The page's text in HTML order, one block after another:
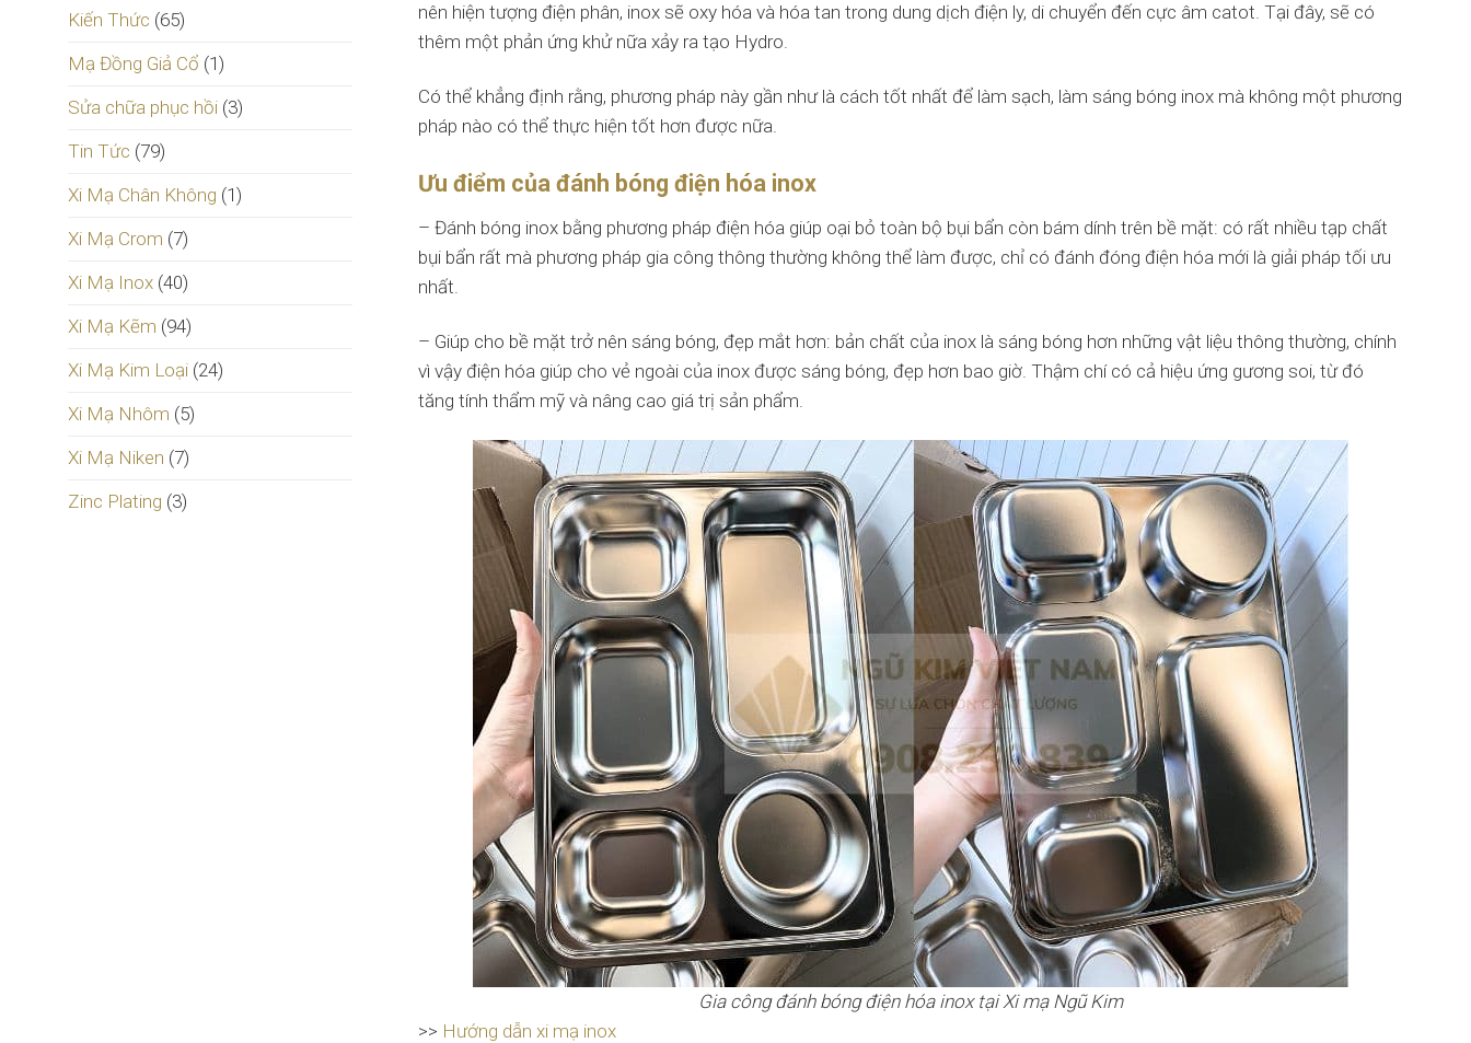
Kiến Thức (65)
Mạ Đồng Giả Cổ (1)
Sửa chữa phục hồi (3)
Tin Tức (79)
Xi Mạ Chân Không (1)
Xi Mạ Crom (7)
Xi Mạ Inox (40)
Xi Mạ Kẽm (94)
Xi Mạ Kim Loại (24)
Xi Mạ Nhôm (5)
Xi Mạ Niken (7)
Zinc Plating (3)
nên hiện tượng điện phân, inox sẽ oxy hóa và hóa tan trong dung dịch điện ly, di chuyển đến cực âm catot. Tại đây, sẽ có
thêm một phản ứng khử nữa xảy ra tạo Hydro.
Có thể khẳng định rằng, phương pháp này gần như là cách tốt nhất để làm sạch, làm sáng bóng inox mà không một phương
pháp nào có thể thực hiện tốt hơn được nữa.
Ưu điểm của đánh bóng điện hóa inox
– Đánh bóng inox bằng phương pháp điện hóa giúp oại bỏ toàn bộ bụi bẩn còn bám dính trên bề mặt: có rất nhiều tạp chất
bụi bẩn rất mà phương pháp gia công thông thường không thể làm được, chỉ có đánh đóng điện hóa mới là giải pháp tối ưu
nhất.
– Giúp cho bề mặt trở nên sáng bóng, đẹp mắt hơn: bản chất của inox là sáng bóng hơn những vật liệu thông thường, chính
vì vậy điện hóa giúp cho vẻ ngoài của inox được sáng bóng, đẹp hơn bao giờ. Thậm chí có cả hiệu ứng gương soi, từ đó
tăng tính thẩm mỹ và nâng cao giá trị sản phẩm.
Gia công đánh bóng điện hóa inox tại Xi mạ Ngũ Kim
>> Hướng dẫn xi mạ inox